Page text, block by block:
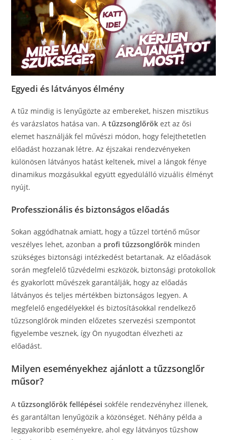
Egyedi és látványos élmény
A tűz mindig is lenyűgözte az embereket, hiszen misztikus
és varázslatos hatása van. Atűzzsonglőrök ezt az ősi
elemet használják fel művészi módon, hogy felejthetetlen
előadást hozzanak létre. Az éjszakai rendezvényeken
különösen látványos hatást keltenek, mivel a lángok fénye
dinamikus mozgásukkal együtt egyedülálló vizuális élményt
nyújt.
Professzionális és biztonságos előadás
Sokan aggódhatnak amiatt, hogy a tűzzel történő műsor
veszélyes lehet, azonban a profi tűzzsonglőrök minden
szükséges biztonsági intézkedést betartanak. Az előadások
során megfelelő tűzvédelmi eszközök, biztonsági protokollok
és gyakorlott művészek garantálják, hogy az előadás
látványos és teljes mértékben biztonságos legyen. A
megfelelő engedélyekkel és biztosításokkal rendelkező
tűzzsonglőrök minden előzetes szervezési szempontot
figyelembe vesznek, így Ön nyugodtan élvezheti az
előadást.
Milyen eseményekhez ajánlott a tűzzsonglőr
műsor?
Atűzzsonglőrök fellépései sokféle rendezvényhez illenek,
és garantáltan lenyűgözik a közönséget. Néhány példa a
leggyakoribb eseményekre, ahol egy látványos tűzshow